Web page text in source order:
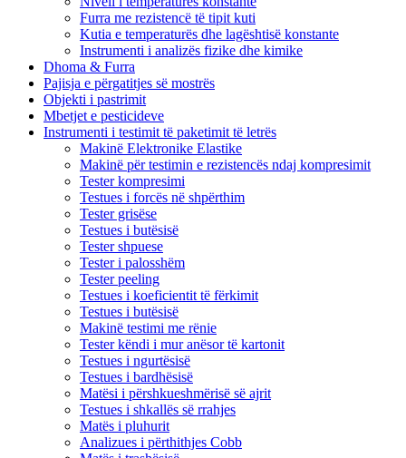
Furra me rezistencë të tipit kuti
Kutia e temperaturës dhe lagështisë konstante
Instrumenti i analizës fizike dhe kimike
Dhoma & Furra
Pajisja e përgatitjes së mostrës
Objekti i pastrimit
Mbetjet e pesticideve
Instrumenti i testimit të paketimit të letrës
Makinë Elektronike Elastike
Makinë për testimin e rezistencës ndaj kompresimit
Tester kompresimi
Testues i forcës në shpërthim
Tester grisëse
Testues i butësisë
Tester shpuese
Tester i palosshëm
Tester peeling
Testues i koeficientit të fërkimit
Testues i butësisë
Makinë testimi me rënie
Tester këndi i mur anësor të kartonit
Testues i ngurtësisë
Testues i bardhësisë
Matësi i përshkueshmërisë së ajrit
Testues i shkallës së rrahjes
Matës i pluhurit
Analizues i përthithjes Cobb